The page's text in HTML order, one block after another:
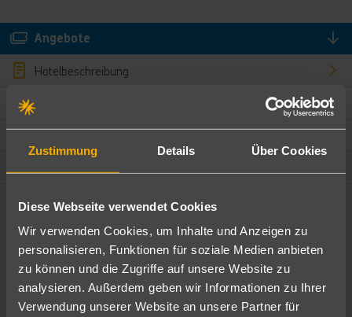
Zustimmung Details Über Cookies
Diese Webseite verwendet Cookies
Wir verwenden Cookies, um Inhalte und Anzeigen zu
personalisieren, Funktionen für soziale Medien anbieten
zu können und die Zugriffe auf unsere Website zu
analysieren. Außerdem geben wir Informationen zu Ihrer
Verwendung unserer Website an unsere Partner für
Angebote
Hotelbeschreibung
Bewertungen
Ändere die Kriterien nach deinen Wünschen
Pauschal Nur Hotel